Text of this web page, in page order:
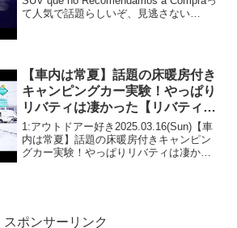
て人気で話題らしいぞ、見逃さない
【車内は常夏】話題の床暖房付き
キャンピングカー実験！やっぱり
リバティは凄かった【リバティ
52DB i】
1:アウトドアー好き2025.03.16(Sun)【車
内は常夏】話題の床暖房付きキャンピン
グカー実験！やっぱりリバティは凄かっ
スポンサーリンク